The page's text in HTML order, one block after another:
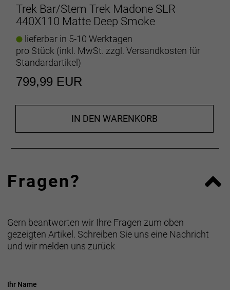
Trek Bar/Stem Trek Madone SLR
440X110 Matte Deep Smoke
lieferbar in 5-10 Werktagen
pro Stück (inkl. MwSt. zzgl. Versandkosten für
Standardartikel)
799,99 EUR
IN DEN WARENKORB
Fragen?
Gern beantworten wir Ihre Fragen zum oben
gezeigten Artikel. Schreiben Sie uns eine Nachricht
und wir melden uns zurück
Ihr Name